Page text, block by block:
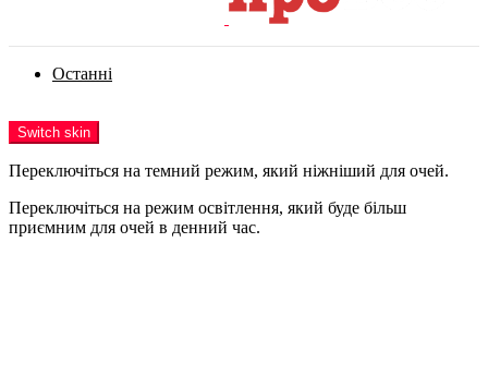
Останні
Switch skin
Переключіться на темний режим, який ніжніший для очей.
Переключіться на режим освітлення, який буде більш
приємним для очей в денний час.